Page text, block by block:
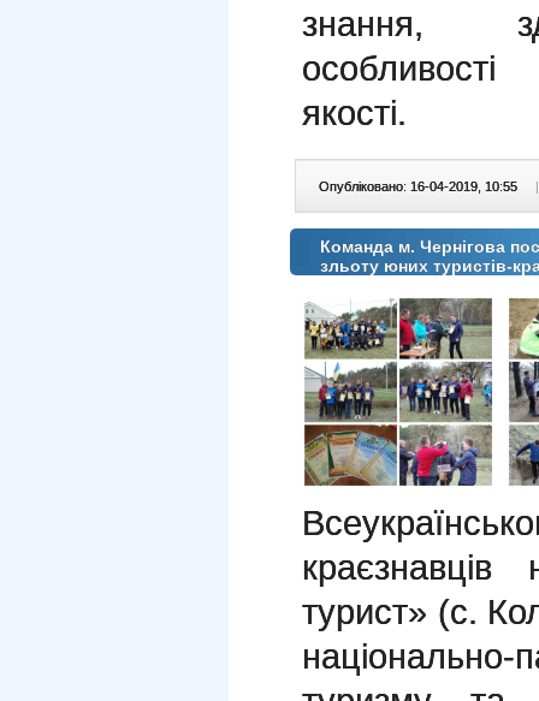
знання,
якості.
Опубліковано: 16-04-2019, 10:55 |
Команда м. Чернігова
зльоту юних туристів-
турист» (с.
національно-